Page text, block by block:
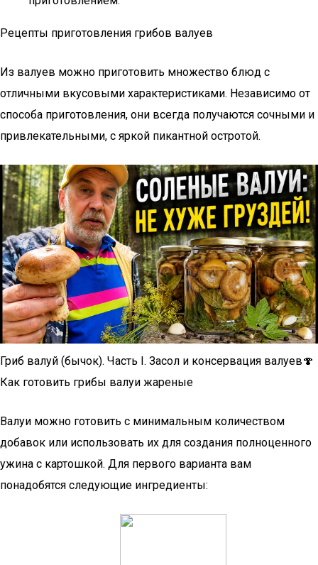
Рецепты приготовления грибов валуев
Из валуев можно приготовить множество блюд с
отличными вкусовыми характеристиками. Независимо от
способа приготовления, они всегда получаются сочными и
привлекательными, с яркой пикантной остротой.
Гриб валуй (бычок). Часть I. Засол и консервация валуев🍄
Как готовить грибы валуи жареные
Валуи можно готовить с минимальным количеством
добавок или использовать их для создания полноценного
ужина с картошкой. Для первого варианта вам
понадобятся следующие ингредиенты: